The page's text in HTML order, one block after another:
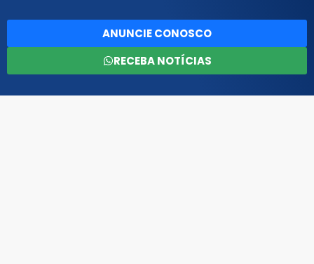
ANUNCIE CONOSCO
RECEBA NOTÍCIAS